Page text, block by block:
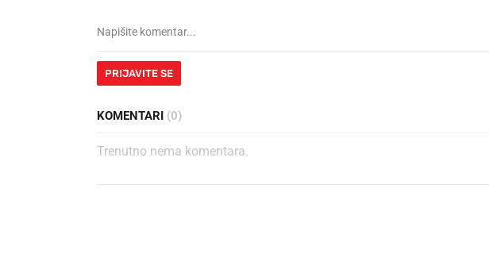
PRIJAVITE SE
KOMENTARI (0)
Trenutno nema komentara.